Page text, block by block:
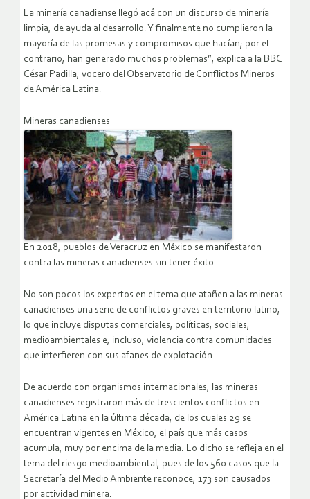
La minería canadiense llegó acá con un discurso de minería
limpia, de ayuda al desarrollo. Y finalmente no cumplieron la
mayoría de las promesas y compromisos que hacían; por el
contrario, han generado muchos problemas”, explica a la BBC
César Padilla, vocero del Observatorio de Conflictos Mineros
de América Latina.
Mineras canadienses
En 2018, pueblos de Veracruz en México se manifestaron
contra las mineras canadienses sin tener éxito.
No son pocos los expertos en el tema que atañen a las mineras
canadienses una serie de conflictos graves en territorio latino,
lo que incluye disputas comerciales, políticas, sociales,
medioambientales e, incluso, violencia contra comunidades
que interfieren con sus afanes de explotación.
De acuerdo con organismos internacionales, las mineras
canadienses registraron más de trescientos conflictos en
América Latina en la última década, de los cuales 29 se
encuentran vigentes en México, el país que más casos
acumula, muy por encima de la media. Lo dicho se refleja en el
tema del riesgo medioambiental, pues de los 560 casos que la
Secretaría del Medio Ambiente reconoce, 173 son causados
por actividad minera.